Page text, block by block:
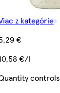
z kategórie
€
€/l
controls